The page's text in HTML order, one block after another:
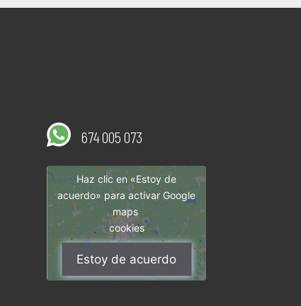
674 005 073
Haz clic en «Estoy de
acuerdo» para activar Google
maps
cookies
Estoy de acuerdo